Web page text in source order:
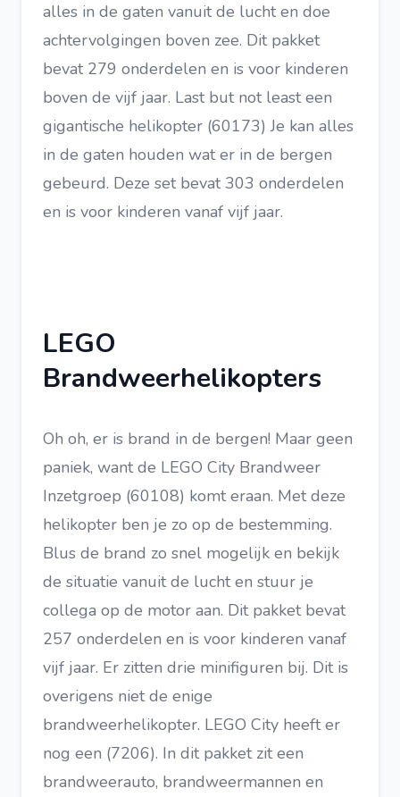
alles in de gaten vanuit de lucht en doe
achtervolgingen boven zee. Dit pakket
bevat 279 onderdelen en is voor kinderen
boven de vijf jaar. Last but not least een
gigantische helikopter (60173) Je kan alles
in de gaten houden wat er in de bergen
gebeurd. Deze set bevat 303 onderdelen
en is voor kinderen vanaf vijf jaar.
LEGO
Brandweerhelikopters
Oh oh, er is brand in de bergen! Maar geen
paniek, want de LEGO City Brandweer
Inzetgroep (60108) komt eraan. Met deze
helikopter ben je zo op de bestemming.
Blus de brand zo snel mogelijk en bekijk
de situatie vanuit de lucht en stuur je
collega op de motor aan. Dit pakket bevat
257 onderdelen en is voor kinderen vanaf
vijf jaar. Er zitten drie minifiguren bij. Dit is
overigens niet de enige
brandweerhelikopter. LEGO City heeft er
nog een (7206). In dit pakket zit een
brandweerauto, brandweermannen en